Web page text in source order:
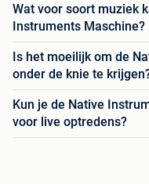
Wat voor soort muziek
Instruments Maschine?
Is het moeilijk om de
onder de knie te
Kun je de Native
voor live optredens?